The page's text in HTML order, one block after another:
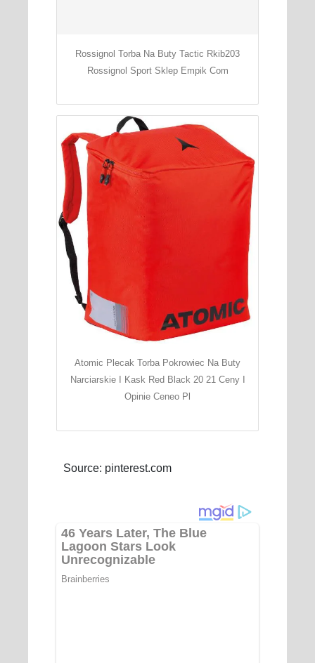
Rossignol Torba Na Buty Tactic Rkib203
Rossignol Sport Sklep Empik Com
Atomic Plecak Torba Pokrowiec Na Buty
Narciarskie I Kask Red Black 20 21 Ceny I
Opinie Ceneo Pl
Source: pinterest.com